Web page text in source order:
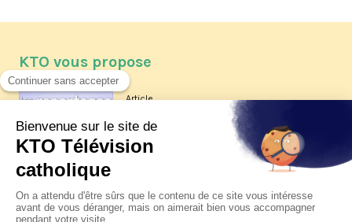
KTO vous propose
Article
Les reportages d'été 2026 de KTO
La visite pastorale du pape Léon
XIV à Assise à suivre sur KTO le
jeudi 6 août